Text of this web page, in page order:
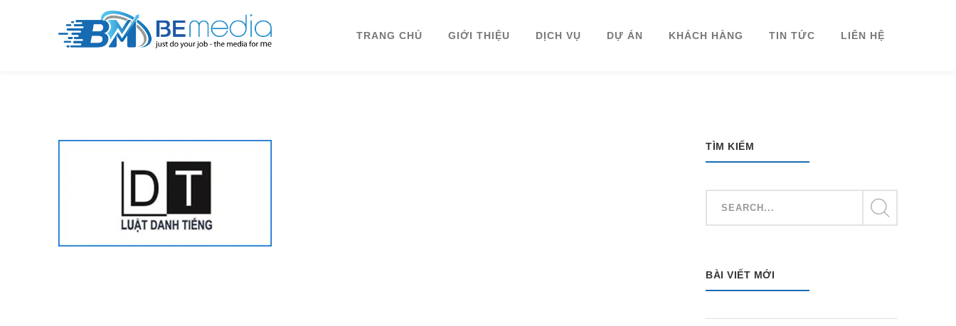
TRANG CHỦ GIỚI THIỆU DỊCH VỤ DỰ ÁN KHÁCH HÀNG TIN TỨC LIÊN HỆ
TÌM KIẾM
BÀI VIẾT MỚI